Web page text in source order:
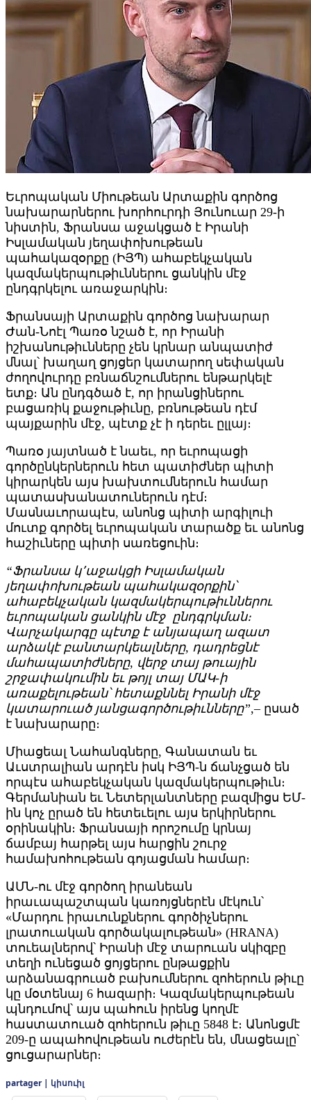
Եւրոպական Միութեան Արտաքին գործոց
նախարարներու խորհուրդի Յունուար 29-ի
նիստին, Ֆրանսա աջակցած է Իրանի
Իսլամական յեղափոխութեան
պահակազօրքը (ԻՅՊ) ահաբեկչական
կազմակերպութիւններու ցանկին մէջ
ընդգրկելու առաջարկին։
Ֆրանսայի Արտաքին գործոց նախարար
Ժան-Նոէլ Պառօ նշած է, որ Իրանի
իշխանութիւնները չեն կրնար անպատիժ
մնալ՝ խաղաղ ցոյցեր կատարող սեփական
ժողովուրդը բռնաճնշումներու ենթարկելէ
ետք։ Ան ընդգծած է, որ իրանցիներու
բացառիկ քաջութիւնը, բռնութեան դէմ
պայքարին մէջ, պէտք չէ ի դերեւ ըլլայ։
Պառօ յայտնած է նաեւ, որ եւրոպացի
գործընկերներուն հետ պատիժներ պիտի
կիրարկեն այս խախտումներուն համար
պատասխանատուներուն դէմ։
Մասնաւորապէս, անոնց պիտի արգիլուի
մուտք գործել եւրոպական տարածք եւ անոնց
հաշիւները պիտի սառեցուին։
“Ֆրանսա կ՚աջակցի Իսլամական
յեղափոխութեան պահակազօրքին՝
ահաբեկչական կազմակերպութիւններու
եւրոպական ցանկին մէջ ընդգրկման։
Վարչակարգը պէտք է անյապաղ ազատ
արձակէ բանտարկեալները, դադրեցնէ
մահապատիժները, վերջ տայ թուային
շրջափակումին եւ թոյլ տայ ՄԱԿ-ի
առաքելութեան՝ հետաքննել Իրանի մէջ
կատարուած յանցագործութիւնները”,– ըսած
է նախարարը։
Միացեալ Նահանգները, Գանատան եւ
Աւստրալիան արդէն իսկ ԻՅՊ-ն ճանչցած են
որպէս ահաբեկչական կազմակերպութիւն։
Գերմանիան եւ Նետերլանտները բազմիցս ԵՄ-
ին կոչ ըրած են հետեւելու այս երկիրներու
օրինակին։ Ֆրանսայի որոշումը կրնայ
ճամբայ հարթել այս հարցին շուրջ
համախոհութեան գոյացման համար։
ԱՄՆ-ու մէջ գործող իրանեան
իրաւապաշտպան կառոյցներէն մէկուն՝
«Մարդու իրաւունքներու գործիչներու
լրատուական գործակալութեան» (HRANA)
տուեալներով՝ Իրանի մէջ տարուան սկիզբը
տեղի ունեցած ցոյցերու ընթացքին
արձանագրուած բախումներու զոհերուն թիւը
կը մօտենայ 6 հազարի։ Կազմակերպութեան
պնդումով՝ այս պահուն իրենց կողմէ
հաստատուած զոհերուն թիւը 5848 է։ Անոնցմէ
209-ը ապահովութեան ուժերէն են, մնացեալը՝
ցուցարարներ։
partager | կիսուիլ